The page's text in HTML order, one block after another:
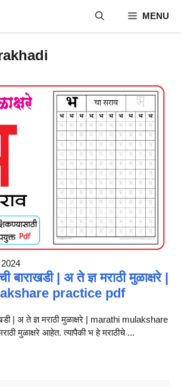
MENU
बाराखडी | अ ते ज्ञ मराठी मुळाक्षरे |
practice pdf
| अ ते ज्ञ मराठी मुळाक्षरे | marathi mulakshare
मुळाक्षरे आहेत. त्यापैकी भ हे मराठीचे ...